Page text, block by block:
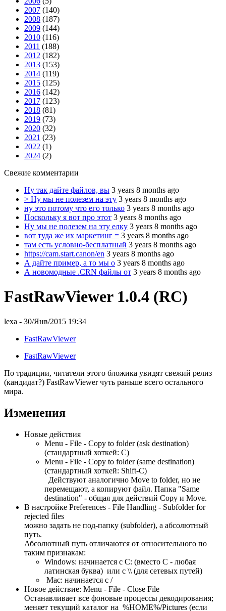
2007 (140)
2008 (187)
2009 (144)
2010 (116)
2011 (188)
2012 (182)
2013 (153)
2014 (119)
2015 (125)
2016 (142)
2017 (123)
2018 (81)
2019 (73)
2020 (32)
2021 (23)
2022 (1)
2024 (2)
Свежие комментарии
Ну так дайте файлов, вы 3 years 8 months ago
> Ну мы не полезем на эту 3 years 8 months ago
ну это потому что его только 3 years 8 months ago
Поскольку я вот про этот 3 years 8 months ago
Ну мы не полезем на эту елку 3 years 8 months ago
вот туда же их маркетинг = 3 years 8 months ago
там есть условно-бесплатный 3 years 8 months ago
https://cam.start.canon/en 3 years 8 months ago
А дайте пример, а то мы о 3 years 8 months ago
А новомодные .CRN файлы от 3 years 8 months ago
FastRawViewer 1.0.4 (RC)
lexa - 30/Янв/2015 19:34
FastRawViewer
FastRawViewer
По традиции, читатели этого бложика увидят свежий релиз
(кандидат?) FastRawViewer чуть раньше всего остального
мира.
Изменения
Новые действия
Menu - File - Copy to folder (ask destination)
(стандартный хоткей: C)
Menu - File - Copy to folder (same destination)
(стандартный хоткей: Shift-C)
Действуют аналогично Move to folder, но не
перемещают, а копируют файл. Папка "Same
destination" - общая для действий Copy и Move.
В настройке Preferences - File Handling - Subfolder for
rejected files
можно задать не под-папку (subfolder), а абсолютный
путь.
Абсолютный путь отличаются от относительного по
таким признакам:
Windows: начинается с C: (вместо С - любая
латинская буква) или с \\ (для сетевых путей)
Mac: начинается с /
Новое действие: Menu - File - Close File
Останавливает все фоновые процессы декодирования;
меняет текущий каталог на %HOME%/Pictures (если